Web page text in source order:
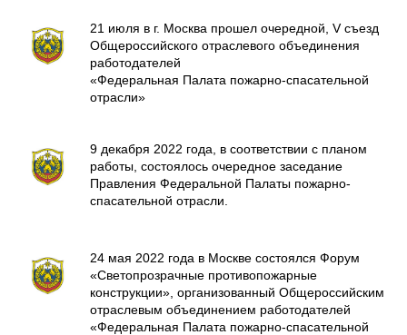
21 июля в г. Москва прошел очередной, V съезд
Общероссийского отраслевого объединения
работодателей
«Федеральная Палата пожарно-спасательной
отрасли»
9 декабря 2022 года, в соответствии с планом
работы, состоялось очередное заседание
Правления Федеральной Палаты пожарно-
спасательной отрасли.
24 мая 2022 года в Москве состоялся Форум
«Светопрозрачные противопожарные
конструкции», организованный Общероссийским
отраслевым объединением работодателей
«Федеральная Палата пожарно-спасательной